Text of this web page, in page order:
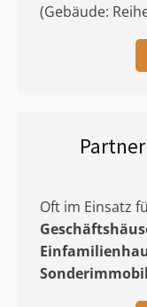
(Gebäude:
Oft im Einsatz